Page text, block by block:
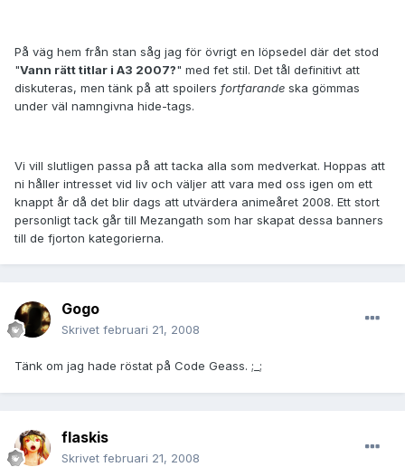
På väg hem från stan såg jag för övrigt en löpsedel där det stod
"Vann rätt titlar i A3 2007?" med fet stil. Det tål definitivt att
diskuteras, men tänk på att spoilers fortfarande ska gömmas
under väl namngivna hide-tags.
Vi vill slutligen passa på att tacka alla som medverkat. Hoppas att
ni håller intresset vid liv och väljer att vara med oss igen om ett
knappt år då det blir dags att utvärdera animeåret 2008. Ett stort
personligt tack går till Mezangath som har skapat dessa banners
till de fjorton kategorierna.
Gogo
Skrivet februari 21, 2008
Tänk om jag hade röstat på Code Geass. ;_;
flaskis
Skrivet februari 21, 2008